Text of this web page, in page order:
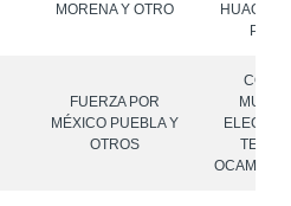
MORENA Y OTRO
FUERZA POR
MÉXICO PUEBLA Y
OTROS
OCAMPO,